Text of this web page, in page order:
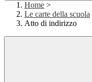
Home >
Le carte della scuola
Atto di indirizzo